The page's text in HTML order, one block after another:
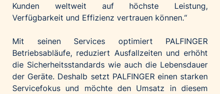
Kunden weltweit auf höchste Leistung,
Verfügbarkeit und Effizienz vertrauen können.“
Mit seinen Services optimiert PALFINGER
Betriebsabläufe, reduziert Ausfallzeiten und erhöht
die Sicherheitsstandards wie auch die Lebensdauer
der Geräte. Deshalb setzt PALFINGER einen starken
Servicefokus und möchte den Umsatz in diesem